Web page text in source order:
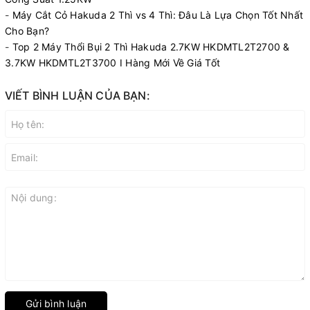
- Máy Cắt Cỏ Hakuda 2 Thì vs 4 Thì: Đâu Là Lựa Chọn Tốt Nhất
Cho Bạn?
- Top 2 Máy Thổi Bụi 2 Thì Hakuda 2.7KW HKDMTL2T2700 &
3.7KW HKDMTL2T3700 I Hàng Mới Về Giá Tốt
VIẾT BÌNH LUẬN CỦA BẠN:
Gửi bình luận